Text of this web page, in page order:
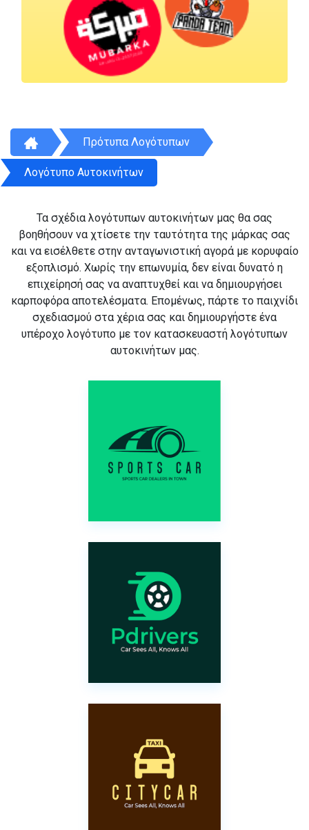
Πρότυπα Λογότυπων
Λογότυπο Αυτοκινήτων
Τα σχέδια λογότυπων αυτοκινήτων μας θα σας
βοηθήσουν να χτίσετε την ταυτότητα της μάρκας σας
και να εισέλθετε στην ανταγωνιστική αγορά με κορυφαίο
εξοπλισμό. Χωρίς την επωνυμία, δεν είναι δυνατό η
επιχείρησή σας να αναπτυχθεί και να δημιουργήσει
καρποφόρα αποτελέσματα. Επομένως, πάρτε το παιχνίδι
σχεδιασμού στα χέρια σας και δημιουργήστε ένα
υπέροχο λογότυπο με τον κατασκευαστή λογότυπων
αυτοκινήτων μας.